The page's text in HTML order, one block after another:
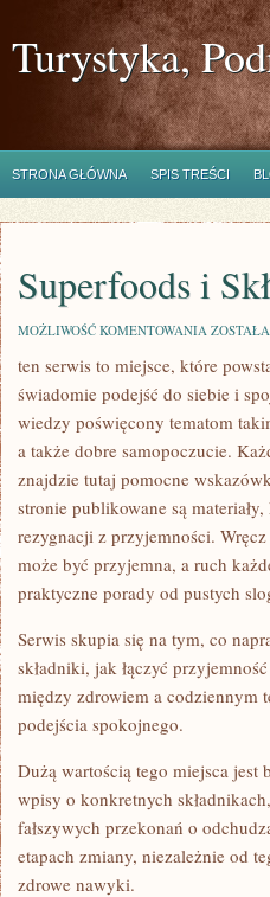
Turystyka,
STRONA GŁÓWNA SPIS TREŚCI
Superfoods i
MOŻLIWOŚĆ KOMENTOWANIA
ten serwis to miejsce, które
świadomie podejść do siebie i
wiedzy poświęcony tematom
a także dobre samopoczucie.
znajdzie tutaj pomocne
stronie publikowane są
rezygnacji z przyjemności.
może być przyjemna, a ruch
praktyczne porady od pustych
Serwis skupia się na tym, co
składniki, jak łączyć
między zdrowiem a codziennym
podejścia spokojnego.
Dużą wartością tego miejsca
wpisy o konkretnych
fałszywych przekonań o
etapach zmiany, niezależnie od
zdrowe nawyki.